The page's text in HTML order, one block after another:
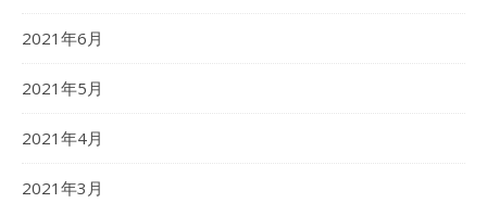
2021年6月
2021年5月
2021年4月
2021年3月